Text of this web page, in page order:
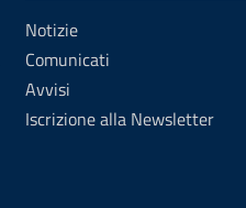
Notizie
Comunicati
Avvisi
Iscrizione alla Newsletter